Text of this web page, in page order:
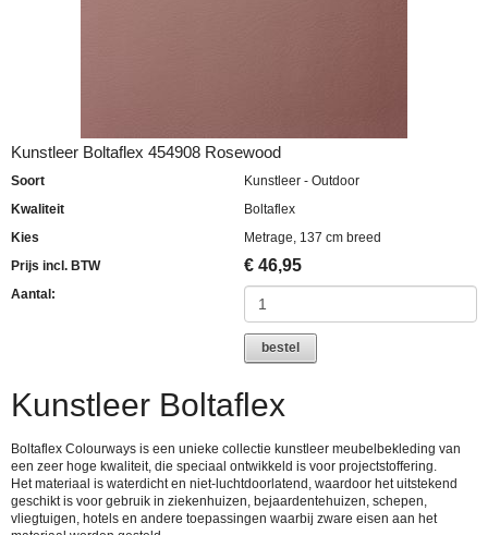
Kunstleer Boltaflex 454908 Rosewood
Soort
Kunstleer - Outdoor
Kwaliteit
Boltaflex
Kies
Metrage, 137 cm breed
Prijs incl. BTW
€ 46,95
Aantal:
bestel
Kunstleer Boltaflex
Boltaflex Colourways is een unieke collectie kunstleer meubelbekleding van
een zeer hoge kwaliteit, die speciaal ontwikkeld is voor projectstoffering.
Het materiaal is waterdicht en niet-luchtdoorlatend, waardoor het uitstekend
geschikt is voor gebruik in ziekenhuizen, bejaardentehuizen, schepen,
vliegtuigen, hotels en andere toepassingen waarbij zware eisen aan het